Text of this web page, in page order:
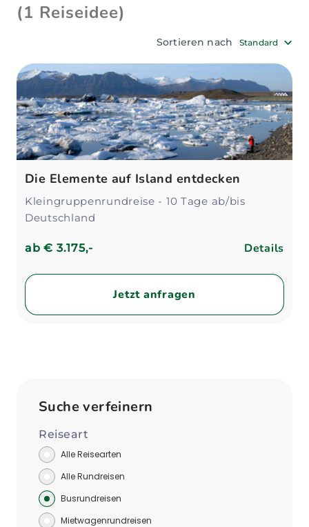
(1 Reiseidee)
Sortieren nach Standard
Die Elemente auf Island entdecken
Kleingruppenrundreise - 10 Tage ab/bis
Deutschland
ab€ 3.175,- Details
Jetzt anfragen
Suche verfeinern
Reiseart
Alle Reisearten
Alle Rundreisen
Busrundreisen
Mietwagenrundreisen